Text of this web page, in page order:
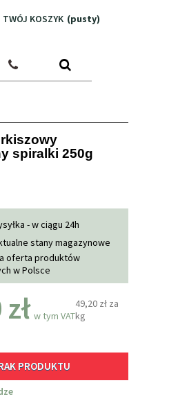
TWÓJ KOSZYK (pusty)
spiralki 250g
- w ciągu 24h
stany magazynowe
oferta produktów
w Polsce
w tym VAT
49,20 zł za
kg
PRODUKTU